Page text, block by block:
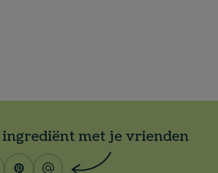
met je vrienden